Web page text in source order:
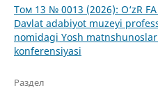
Том 13 № 0013 (2026): O‘zR
Davlat adabiyot muzeyi
nomidagi Yosh
konferensiyasi
Раздел